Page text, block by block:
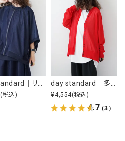
(税込) ¥4,554(税込)
4.7（3）